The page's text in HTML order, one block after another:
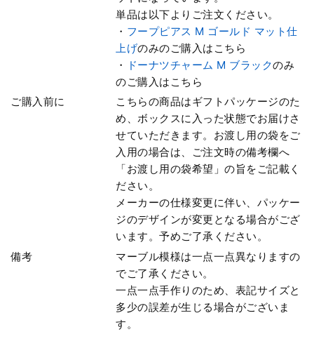
単品は以下よりご注文ください。
・ フープピアス M ゴールド マット仕
上げのみのご購入はこちら
・
ドーナツチャーム M ブラックのみ
のご購入はこちら
ご購入前に
こちらの商品はギフトパッケージのた
め、ボックスに入った状態でお届けさ
せていただきます。お渡し用の袋をご
入用の場合は、ご注文時の備考欄へ
「お渡し用の袋希望」の旨をご記載く
ださい。
メーカーの仕様変更に伴い、パッケー
ジのデザインが変更となる場合がござ
います。予めご了承ください。
備考
マーブル模様は一点一点異なりますの
でご了承ください。
一点一点手作りのため、表記サイズと
多少の誤差が生じる場合がございま
す。